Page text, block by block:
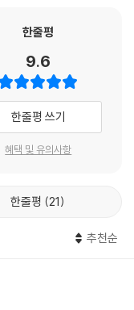
한줄평
9.6
한줄평 쓰기
혜택 및 유의사항
한줄평 21
추천순